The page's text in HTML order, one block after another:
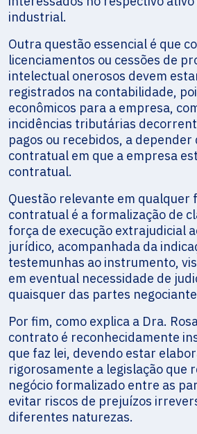
industrial.
Outra questão essencial é que
licenciamentos ou cessões de
intelectual onerosos devem
registrados na contabilidade,
econômicos para a empresa,
incidências tributárias
pagos ou recebidos, a depender
contratual em que a empresa
contratual.
Questão relevante em qualquer
contratual é a formalização de
força de execução extrajudicial
jurídico, acompanhada da
testemunhas ao instrumento,
em eventual necessidade de
quaisquer das partes
Por fim, como explica a Dra.
contrato é reconhecidamente
que faz lei, devendo estar
rigorosamente a legislação que
negócio formalizado entre as
evitar riscos de prejuízos
diferentes naturezas.